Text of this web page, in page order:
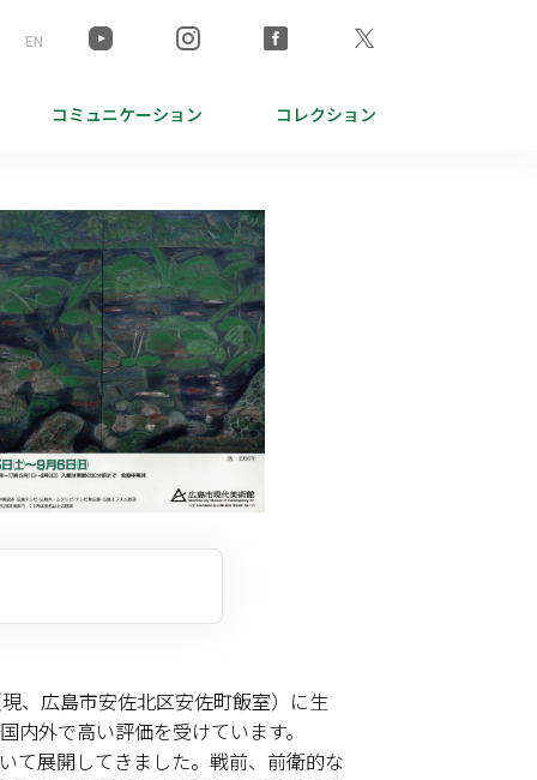
EN
コミュニケーション コレクション
、広島市安佐北区安佐町飯室）に生
外で高い評価を受けています。
て展開してきました。戦前、前衛的な